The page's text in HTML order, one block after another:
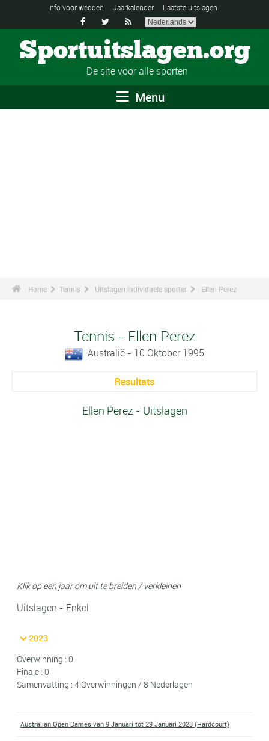
Info voor wedden Jaarkalender Laatste uitslagen
  
Sportuitslagen.org
De site voor alle sporten
Menu
Home Tennis Uitslagen individuele sporter Ellen Perez
Tennis - Ellen Perez
Australië - 10 Oktober 1995
Resultats
Ellen Perez - Uitslagen
Klik op een jaar om uit te breiden / verkleinen
Uitslagen - Enkel
2023
Overwinning : 0
Finale : 0
Samenvatting : 4 Overwinningen / 8 Nederlagen
Australian Open Dames van 9 Januari tot 29 Januari 2023 (Hardcourt)